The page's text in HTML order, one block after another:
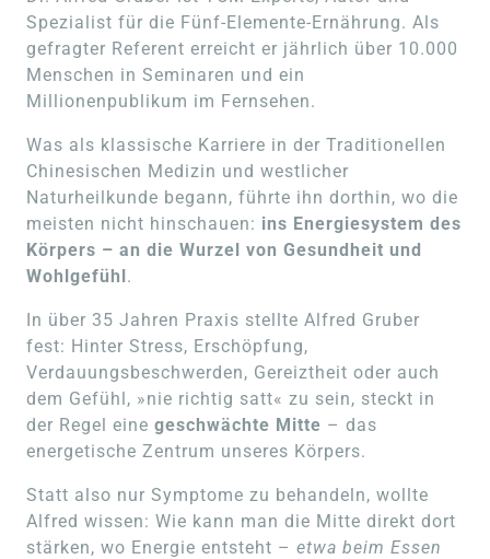
Spezialist für die Fünf-Elemente-Ernährung. Als
gefragter Referent erreicht er jährlich über 10.000
Menschen in Seminaren und ein
Millionenpublikum im Fernsehen.
Was als klassische Karriere in der Traditionellen
Chinesischen Medizin und westlicher
Naturheilkunde begann, führte ihn dorthin, wo die
meisten nicht hinschauen: ins Energiesystem des
Körpers – an die Wurzel von Gesundheit und
Wohlgefühl.
In über 35 Jahren Praxis stellte Alfred Gruber
fest: Hinter Stress, Erschöpfung,
Verdauungsbeschwerden, Gereiztheit oder auch
dem Gefühl, »nie richtig satt« zu sein, steckt in
der Regel eine geschwächte Mitte – das
energetische Zentrum unseres Körpers.
Statt also nur Symptome zu behandeln, wollte
Alfred wissen: Wie kann man die Mitte direkt dort
stärken, wo Energie entsteht – etwa beim Essen